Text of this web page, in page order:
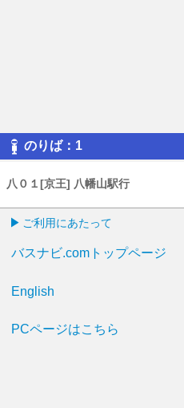
のりば：1
八０１[京王] 八幡山駅行
ご利用にあたって
バスナビ.comトップページ
English
PCページはこちら